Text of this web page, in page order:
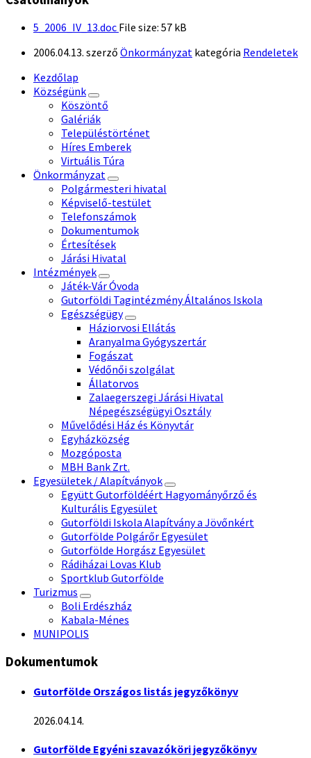
5_2006_IV_13.doc File size: 57 kB
2006.04.13. szerző Önkormányzat kategória Rendeletek
Kezdőlap
Községünk
Köszöntő
Galériák
Településtörténet
Híres Emberek
Virtuális Túra
Önkormányzat
Polgármesteri hivatal
Képviselő-testület
Telefonszámok
Dokumentumok
Értesítések
Járási Hivatal
Intézmények
Játék-Vár Óvoda
Gutorföldi Tagintézmény Általános Iskola
Egészségügy
Háziorvosi Ellátás
Aranyalma Gyógyszertár
Fogászat
Védőnői szolgálat
Állatorvos
Zalaegerszegi Járási Hivatal
Népegészségügyi Osztály
Művelődési Ház és Könyvtár
Egyházközség
Mozgóposta
MBH Bank Zrt.
Egyesületek / Alapítványok
Együtt Gutorföldéért Hagyományőrző és
Kulturális Egyesület
Gutorföldi Iskola Alapítvány a Jövőnkért
Gutorfölde Polgárőr Egyesület
Gutorfölde Horgász Egyesület
Rádiházai Lovas Klub
Sportklub Gutorfölde
Turizmus
Boli Erdészház
Kabala-Ménes
MUNIPOLIS
Dokumentumok
Gutorfölde Országos listás jegyzőkönyv
2026.04.14.
Gutorfölde Egyéni szavazóköri jegyzőkönyv